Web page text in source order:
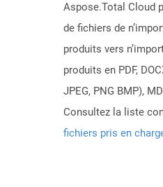
Aspose.Total Cloud
de fichiers de
produits vers
produits en PDF,
JPEG, PNG BMP),
Consultez la liste
fichiers pris en